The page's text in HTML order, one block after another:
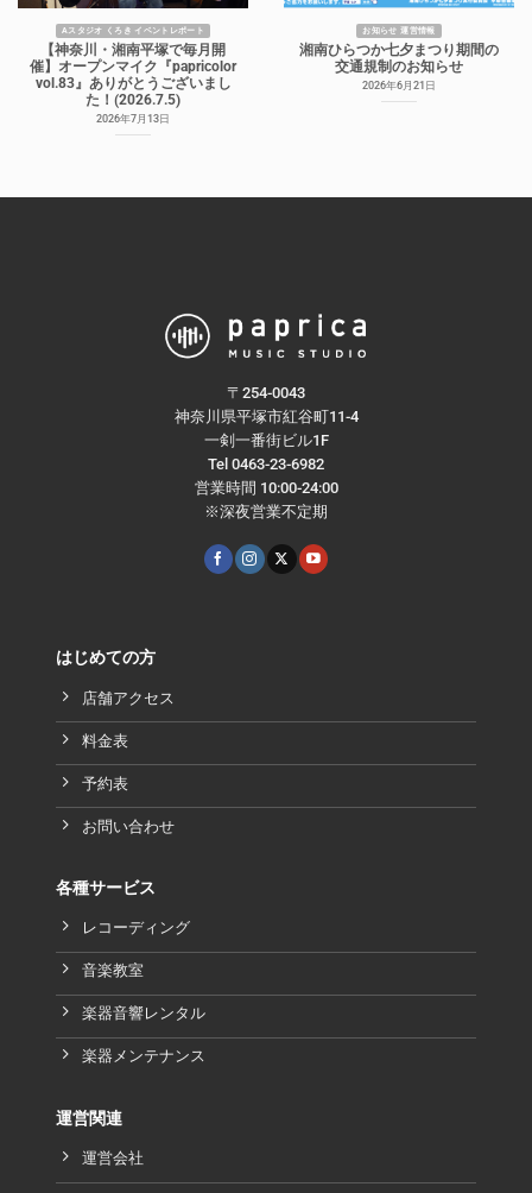
Aスタジオ くろき イベントレポート
【神奈川・湘南平塚で毎月開
催】オープンマイク『papricolor
vol.83』ありがとうございまし
た！(2026.7.5)
2026年7月13日
お知らせ 運営情報
湘南ひらつか七夕まつり期間の
交通規制のお知らせ
2026年6月21日
〒254-0043
神奈川県平塚市紅谷町11-4
一剣一番街ビル1F
Tel 0463-23-6982
営業時間 10:00-24:00
※深夜営業不定期
はじめての方
店舗アクセス
料金表
予約表
お問い合わせ
各種サービス
レコーディング
音楽教室
楽器音響レンタル
楽器メンテナンス
運営関連
運営会社